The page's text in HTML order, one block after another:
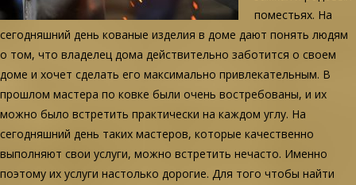
поместьях. На
сегодняшний день кованые изделия в доме дают понять людям
о том, что владелец дома действительно заботится о своем
доме и хочет сделать его максимально привлекательным. В
прошлом мастера по ковке были очень востребованы, и их
можно было встретить практически на каждом углу. На
сегодняшний день таких мастеров, которые качественно
выполняют свои услуги, можно встретить нечасто. Именно
поэтому их услуги настолько дорогие. Для того чтобы найти